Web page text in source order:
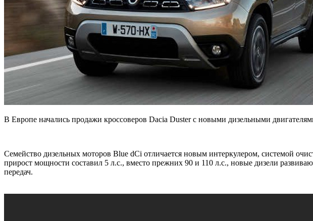
В Европе начались продажи кроссоверов Dacia Duster c новыми дизельными
Семейство дизельных моторов Blue dCi отличается новым интеркулером, системой
прирост мощности составил 5 л.с., вместо прежних 90 и 110 л.с., новые дизели
передач.